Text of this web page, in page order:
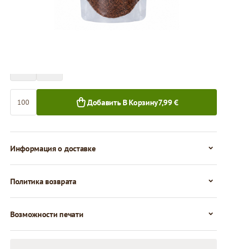
7,26 €
Добавить В Корзину7,99 €
Информация о доставке
Политика возврата
Возможности печати